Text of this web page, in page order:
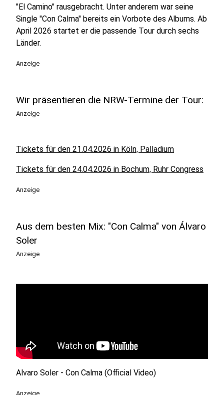
"El Camino" rausgebracht. Unter anderem war seine
Single "Con Calma" bereits ein Vorbote des Albums. Ab
April 2026 startet er die passende Tour durch sechs
Länder.
Anzeige
Wir präsentieren die NRW-Termine der Tour:
Anzeige
Tickets für den 21.04.2026 in Köln, Palladium
Tickets für den 24.04.2026 in Bochum, Ruhr Congress
Anzeige
Aus dem besten Mix: "Con Calma" von Álvaro
Soler
Anzeige
Alvaro Soler - Con Calma (Official Video)
Anzeige